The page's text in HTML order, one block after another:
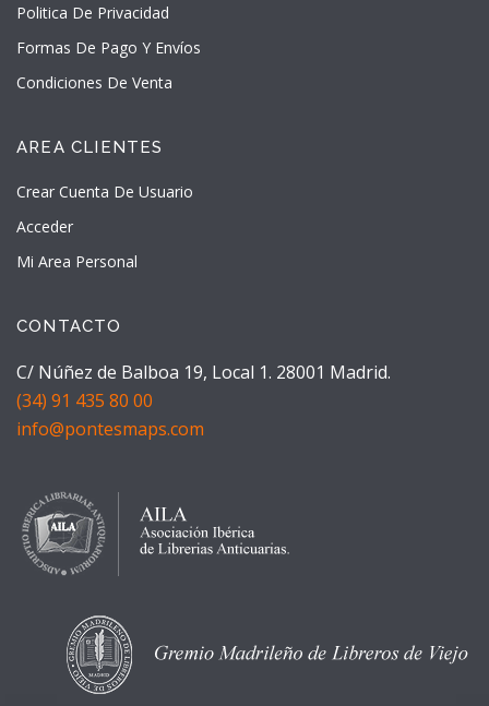
Politica De Privacidad
Formas De Pago Y Envíos
Condiciones De Venta
AREA CLIENTES
Crear Cuenta De Usuario
Acceder
Mi Area Personal
CONTACTO
C/ Núñez de Balboa 19, Local 1. 28001 Madrid.
(34) 91 435 80 00
info@pontesmaps.com